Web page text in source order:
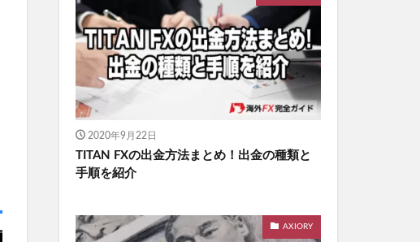
2020年9月22日
TITAN FXの出金方法まとめ！出金の種類と
手順を紹介
AXIORY